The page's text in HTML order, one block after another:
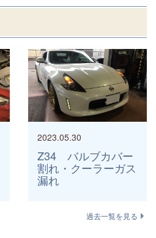
Z34 バルブカバー
割れ・クーラーガス
漏れ
2023.05.30
過去一覧を見る